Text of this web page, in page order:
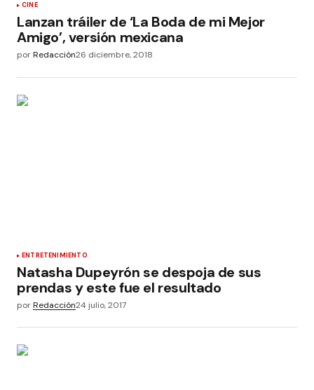
CINE
Lanzan tráiler de ‘La Boda de mi Mejor
Amigo’, versión mexicana
porRedacción26 diciembre, 2018
ENTRETENIMIENTO
Natasha Dupeyrón se despoja de sus
prendas y este fue el resultado
porRedacción24 julio, 2017